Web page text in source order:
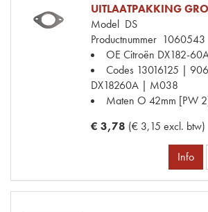
UITLAATPAKKING
Model DS
Productnummer 1060543
OE Citroën DX182-
Codes 13016125 |
DX18260A | M038
Maten O 42mm [PW
€ 3,78 (€ 3,15 excl. btw)
Info